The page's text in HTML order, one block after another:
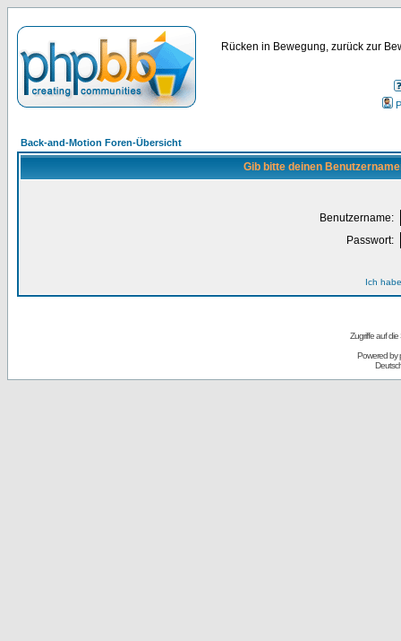
Rücken in Bewegung, zurück zur
Back-and-Motion Foren-Übersicht
Gib bitte deinen
Benutzername:
Passwort:
Ich
Zugriffe auf
Powered by